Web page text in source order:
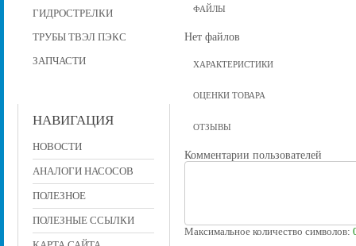
ГИДРОСТРЕЛКИ
ТРУБЫ ТВЭЛ ПЭКС
ЗАПЧАСТИ
НАВИГАЦИЯ
НОВОСТИ
АНАЛОГИ НАСОСОВ
ПОЛЕЗНОЕ
ПОЛЕЗНЫЕ ССЫЛКИ
ФАЙЛЫ
Нет файлов
ХАРАКТЕРИСТИКИ
ОЦЕНКИ ТОВАРА
ОТЗЫВЫ
Комментарии пользователей
Максимальное количество символов: